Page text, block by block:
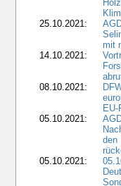
25.10.2021:
mit
14.10.2021:
08.10.2021:
05.10.2021:
den
05.10.2021: